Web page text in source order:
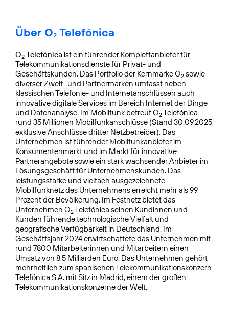
Über O₂ Telefónica
O2 Telefónica ist ein führender Komplettanbieter für
Telekommunikationsdienste für Privat- und
Geschäftskunden. Das Portfolio der Kernmarke O2 sowie
diverser Zweit- und Partnermarken umfasst neben
klassischen Telefonie- und Internetanschlüssen auch
innovative digitale Services im Bereich Internet der Dinge
und Datenanalyse. Im Mobilfunk betreut O2Telefónica
rund 35 Millionen Mobilfunkanschlüsse (Stand 30.09.2025,
exklusive Anschlüsse dritter Netzbetreiber). Das
Unternehmen ist führender Mobilfunkanbieter im
Konsumentenmarkt und im Markt für innovative
Partnerangebote sowie ein stark wachsender Anbieter im
Lösungsgeschäft für Unternehmenskunden. Das
leistungsstarke und vielfach ausgezeichnete
Mobilfunknetz des Unternehmens erreicht mehr als 99
Prozent der Bevölkerung. Im Festnetz bietet das
Unternehmen O2Telefónica seinen Kundinnen und
Kunden führende technologische Vielfalt und
geografische Verfügbarkeit in Deutschland. Im
Geschäftsjahr 2024 erwirtschaftete das Unternehmen mit
rund 7800 Mitarbeiterinnen und Mitarbeitern einen
Umsatz von 8,5 Milliarden Euro. Das Unternehmen gehört
mehrheitlich zum spanischen Telekommunikationskonzern
Telefónica S.A. mit Sitz in Madrid, einem der großen
Telekommunikationskonzerne der Welt.